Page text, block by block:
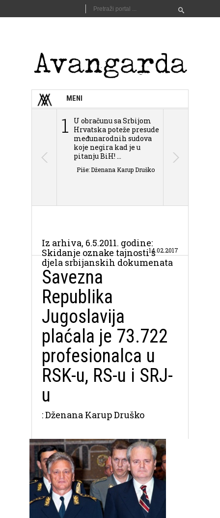
MENI
1
U obračunu sa Srbijom
Hrvatska poteže presude
međunarodnih sudova
koje negira kad je u
pitanju BiH! ...
Piše: Dženana Karup Druško
Iz arhiva, 6.5.2011. godine:
Skidanje oznake tajnosti s
djela srbijanskih dokumenata
14.02.2017
Savezna
Republika
Jugoslavija
plaćala je 73.722
profesionalca u
RSK-u, RS-u i SRJ-
u
: Dženana Karup Druško